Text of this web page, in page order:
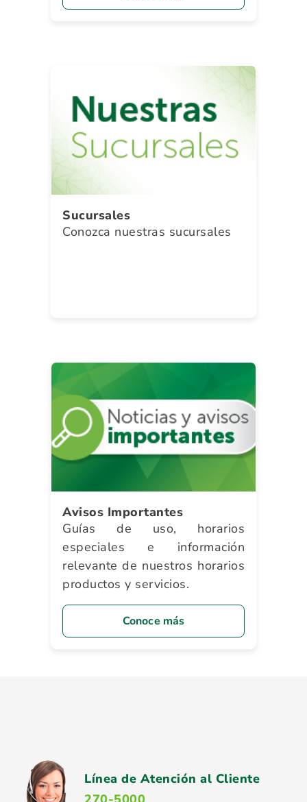
Sucursales
Conozca nuestras sucursales
Avisos Importantes
Guías de uso, horarios
especiales e información
relevante de nuestros horarios
productos y servicios.
Conoce más
Línea de Atención al Cliente